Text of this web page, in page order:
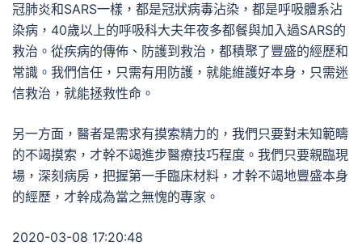
冠肺炎和SARS一樣，都是冠狀病毒沾染，都是呼吸體系沾
染病，40歲以上的呼吸科大夫年夜多都餐與加入過SARS的
救治。從疾病的傳佈、防護到救治，都積聚了豐盛的經歷和
常識。我們信任，只需有用防護，就能維護好本身，只需迷
信救治，就能拯救性命。
另一方面，醫者是需求有摸索精力的，我們只要對未知範疇
的不竭摸索，才幹不竭進步醫療技巧程度。我們只要親臨現
場，深刻病房，把握第一手臨床材料，才幹不竭地豐盛本身
的經歷，才幹成為當之無愧的專家。
2020-03-08 17:20:48